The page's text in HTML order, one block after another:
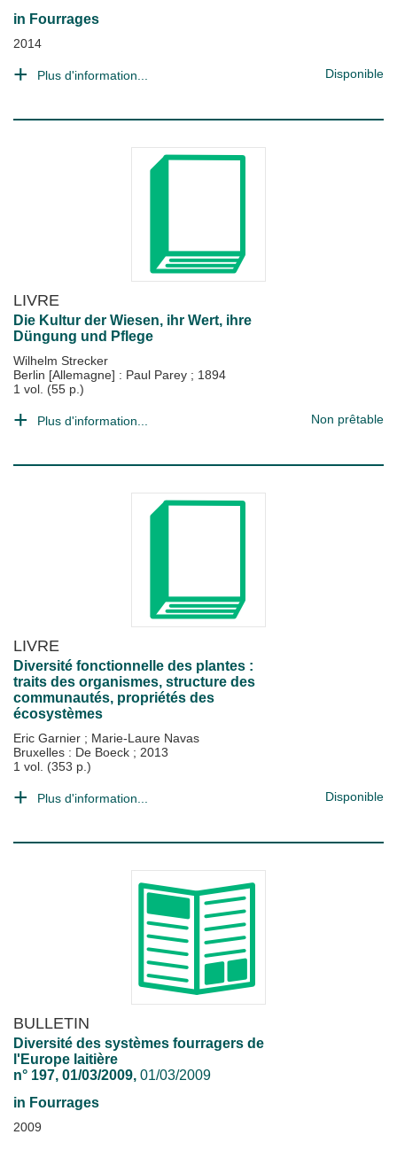
in Fourrages
2014
Plus d'information... Disponible
LIVRE
Die Kultur der Wiesen, ihr Wert, ihre
Düngung und Pflege
Wilhelm Strecker
Berlin [Allemagne] : Paul Parey ; 1894
1 vol. (55 p.)
Plus d'information... Non prêtable
LIVRE
Diversité fonctionnelle des plantes :
traits des organismes, structure des
communautés, propriétés des
écosystèmes
Eric Garnier ; Marie-Laure Navas
Bruxelles : De Boeck ; 2013
1 vol. (353 p.)
Plus d'information... Disponible
BULLETIN
Diversité des systèmes fourragers de
l'Europe laitière
n° 197, 01/03/2009, 01/03/2009
in Fourrages
2009